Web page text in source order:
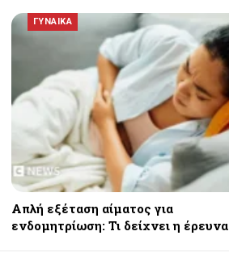
ΓΥΝΑΙΚΑ
Απλή εξέταση αίματος για
ενδομητρίωση: Τι δείχνει η έρευνα